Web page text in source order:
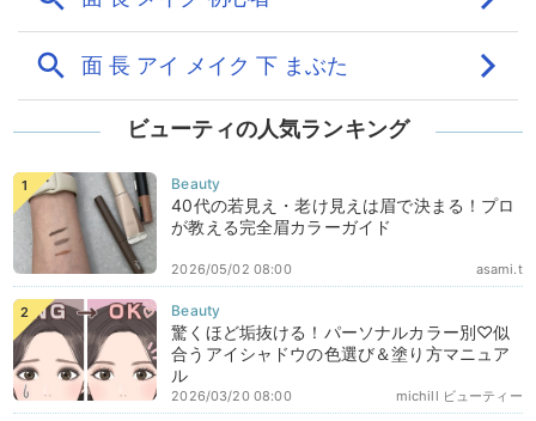
ビューティの人気ランキング
40代の若見え・老け見えは眉で決まる！プロ
が教える完全眉カラーガイド
asami.t
2026/05/02 08:00
驚くほど垢抜ける！パーソナルカラー別♡似
合うアイシャドウの色選び＆塗り方マニュア
ル
michill ビューティー
2026/03/20 08:00